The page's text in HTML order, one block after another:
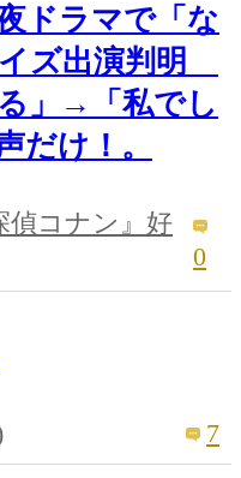
ドラマで「な
ズ出演判明
」→「私でし
だけ！。
偵コナン』好
0
7